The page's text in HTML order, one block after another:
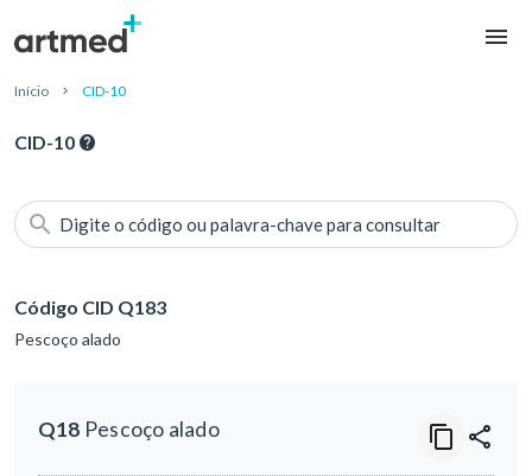
Início CID-10
CID-10
Digite o código ou palavra-chave para consultar
Código CID Q183
Pescoço alado
Q18 Pescoço alado